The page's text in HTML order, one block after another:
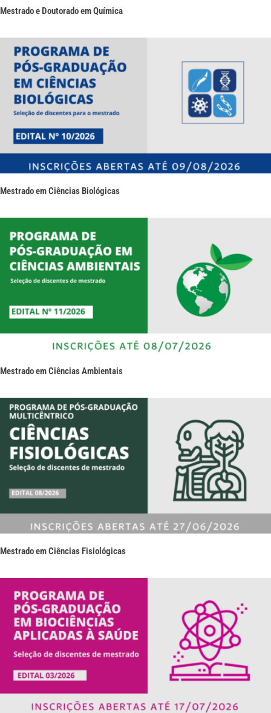
Mestrado e Doutorado em Química
Mestrado em Ciências Biológicas
Mestrado em Ciências Ambientais
Mestrado em Ciências Fisiológicas